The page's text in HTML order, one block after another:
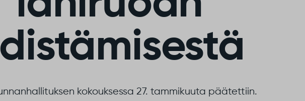
kokouksessa 27. tammikuuta päätettiin.